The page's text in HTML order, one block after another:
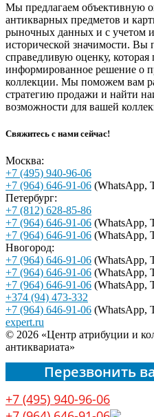
Мы предлагаем объективную
антикварных предметов и
рыночных данных и с учетом
исторической значимости. Вы
справедливую оценку,
информированное решение о
коллекции. Мы поможем вам
стратегию продажи и найти
возможности для вашей
Свяжитесь с нами сейчас!
Москва:
+7 (495) 940-96-06
+7 (964) 646-91-06 (WhatsApp,
Петербург:
+7 (812) 628-85-86
+7 (964) 646-91-06 (WhatsApp,
+7 (964) 646-91-06 (WhatsApp,
Нвогород:
+7 (964) 646-91-06 (WhatsApp,
+7 (964) 646-91-06 (WhatsApp,
+7 (964) 646-91-06 (WhatsApp,
+374 (94) 473-332
+7 (964) 646-91-06 (WhatsApp,
expert.ru
© 2026 «Центр атрибуции и
антиквариата»
Перезвонить
+7 (495) 940-96-06